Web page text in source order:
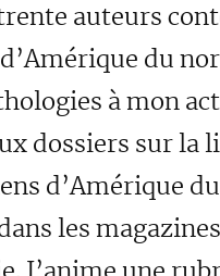
auteurs
du
à mon
dossiers sur la
d’Amérique
les